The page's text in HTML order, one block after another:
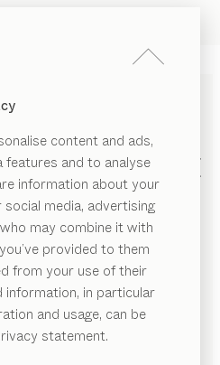
content and ads,
and to analyse
information about your
media, advertising
may combine it with
provided to them
from your use of their
information, in particular
and usage, can be
statement.
unterstreichen die
handwerklichen Details
Durchdacht
in schmalen Garderoben
Ihre Schuhe.